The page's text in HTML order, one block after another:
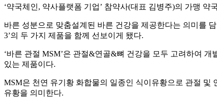
‘약국체인, 약사플랫폼 기업’ 참약사(대표 김병주)의 가맹
바른 성분으로 맞춤설계된 바른 건강을 제공한다는 의미를
3’의 두 가지 제품을 함께 선보이게 됐다.
‘바른 관절 MSM’은 관절&연골&뼈 건강을 모두 고려하여
있는 제품이다.
MSM은 천연 유기황 화합물의 일종인 식이유황으로 관절 및
유황을 의미한다.